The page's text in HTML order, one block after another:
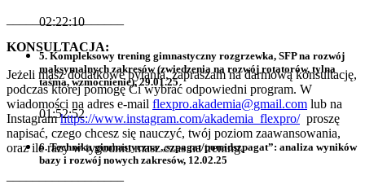
__________________
KONSULTACJA:
Jeżeli masz dodatkowe pytania, zapraszam na darmową konsultację,
podczas której pomogę Ci wybrać odpowiedni program. W
wiadomości na adres e-mail flexpro.akademia@gmail.com lub na
Instagramhttps://www.instagram.com/akademia_flexpro/proszę
napisać, czego chcesz się nauczyć, twój poziom zaawansowania,
oraz ile razy w tygodniu masz czas na trening.
02:22:10
5. Kompleksowy trening gimnastyczny rozgrzewka, SFP na rozwój
maksymalnych zakresów (zwiedzenia na rozwój rotatorów, tylna
taśma, wzmocnienie), 29.01.25
01:52:52
6. Technika gimnastyczna „szpagat/ponadszpagat”: analiza wyników
bazy i rozwój nowych zakresów, 12.02.25